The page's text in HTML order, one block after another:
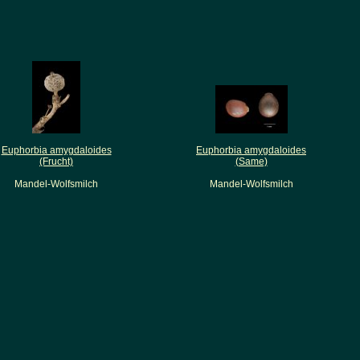
Euphorbia amygdaloides
(Frucht)
Mandel-Wolfsmilch
Euphorbia amygdaloides
(Same)
Mandel-Wolfsmilch